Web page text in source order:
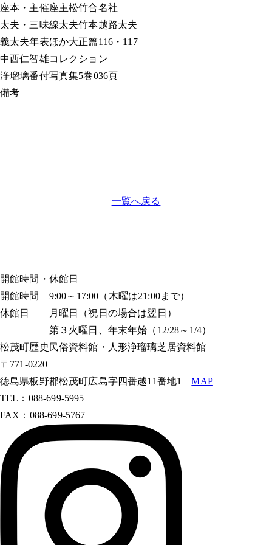
座本・主催座主松竹合名社
太夫・三味線太夫竹本越路太夫
義太夫年表ほか大正篇116・117
中西仁智雄コレクション
浄瑠璃番付写真集5巻036頁
備考
一覧へ戻る
開館時間・休館日
開館時間 9:00～17:00（木曜は21:00まで）
休館日 月曜日（祝日の場合は翌日）
第３火曜日、年末年始（12/28～1/4）
松茂町歴史民俗資料館・人形浄瑠璃芝居資料館
〒771-0220
徳島県板野郡松茂町広島字四番越11番地1MAP
TEL：088-699-5995
FAX：088-699-5767